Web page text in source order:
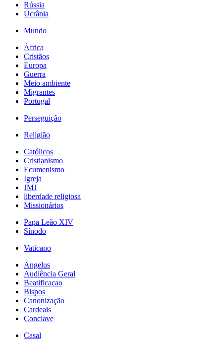
Rússia
Ucrânia
Mundo
África
Cristãos
Europa
Guerra
Meio ambiente
Migrantes
Portugal
Perseguição
Religião
Católicos
Cristianismo
Ecumenismo
Igreja
JMJ
liberdade religiosa
Missionários
Papa Leão XIV
Sínodo
Vaticano
Angelus
Audiência Geral
Beatificacao
Bispos
Canonização
Cardeais
Conclave
Casal